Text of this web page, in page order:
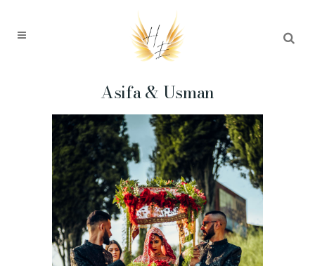
Asifa & Usman